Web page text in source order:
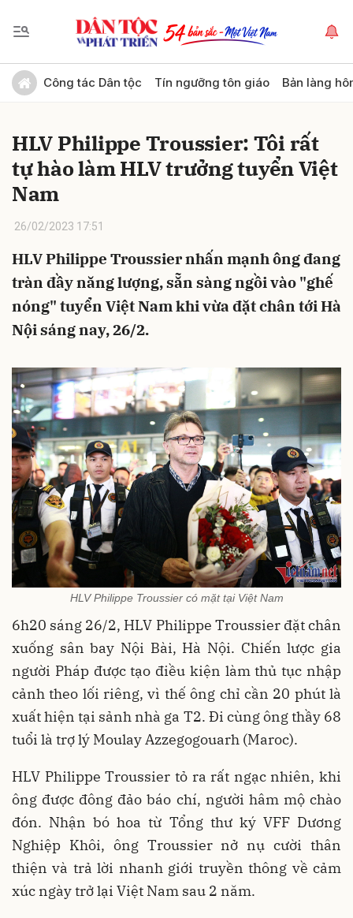
Công tác Dân tộc Tín ngưỡng tôn giáo Bản làng
HLV Philippe Troussier: Tôi rất
tự hào làm HLV trưởng tuyển Việt
Nam
26/02/2023 17:51
HLV Philippe Troussier nhấn mạnh ông đang
tràn đầy năng lượng, sẵn sàng ngồi vào "ghế
nóng" tuyển Việt Nam khi vừa đặt chân tới Hà
Nội sáng nay, 26/2.
HLV Philippe Troussier có mặt tại Việt Nam
6h20 sáng 26/2, HLV Philippe Troussier đặt chân
xuống sân bay Nội Bài, Hà Nội. Chiến lược gia
người Pháp được tạo điều kiện làm thủ tục nhập
cảnh theo lối riêng, vì thế ông chỉ cần 20 phút là
xuất hiện tại sảnh nhà ga T2. Đi cùng ông thầy 68
tuổi là trợ lý Moulay Azzegogouarh (Maroc).
HLV Philippe Troussier tỏ ra rất ngạc nhiên, khi
ông được đông đảo báo chí, người hâm mộ chào
đón. Nhận bó hoa từ Tổng thư ký VFF Dương
Nghiệp Khôi, ông Troussier nở nụ cười thân
thiện và trả lời nhanh giới truyền thông về cảm
xúc ngày trở lại Việt Nam sau 2 năm.
Gửi bình luận